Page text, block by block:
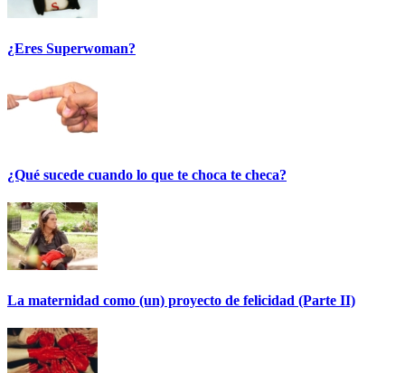
¿Eres Superwoman?
¿Qué sucede cuando lo que te choca te checa?
La maternidad como (un) proyecto de felicidad (Parte II)